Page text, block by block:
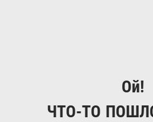
Ой!
ЧТО-ТО